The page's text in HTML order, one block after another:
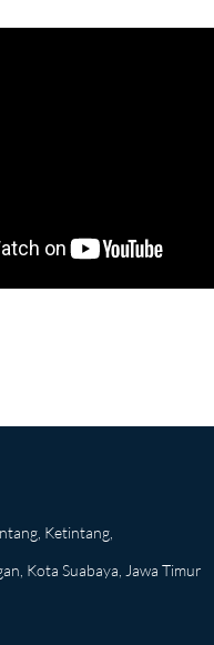
Ketintang,
Kota Suabaya, Jawa Timur